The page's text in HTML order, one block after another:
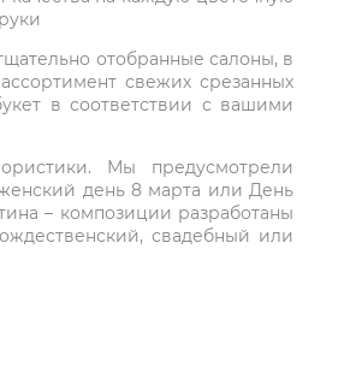
отобранные салоны, в
свежих срезанных
в соответствии с вашими
Мы предусмотрели
день 8 марта или День
– композиции разработаны
свадебный или